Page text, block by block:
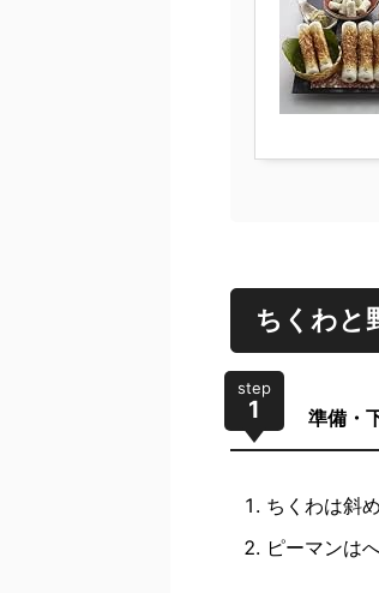
ちくわと
step
1 準備・
ちくわは斜
ピーマンは